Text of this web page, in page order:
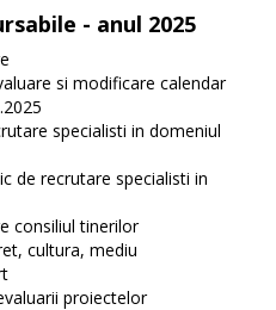
- anul 2025
si modificare calendar
specialisti in domeniul
de recrutare specialisti in
consiliul tinerilor
cultura, mediu
proiectelor